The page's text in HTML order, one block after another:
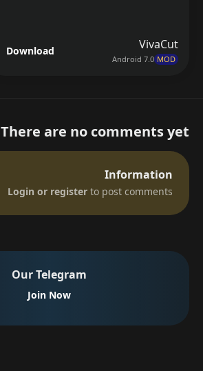
VivaCut
MOD
Android 7.0
Download
There are no comments yet :(
Information
Login or register to post comments
Our Telegram
Join Now